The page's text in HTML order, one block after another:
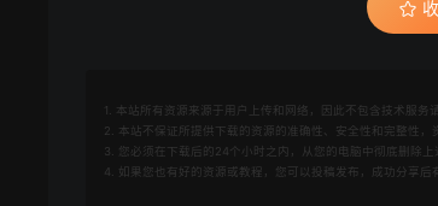
1. 本站所有资源来源于用户上传和网络，因此不包含技术服
2. 本站不保证所提供下载的资源的准确性、安全性和完整性
3. 您必须在下载后的24个小时之内，从您的电脑中彻底删除
4. 如果您也有好的资源或教程，您可以投稿发布，成功分享后